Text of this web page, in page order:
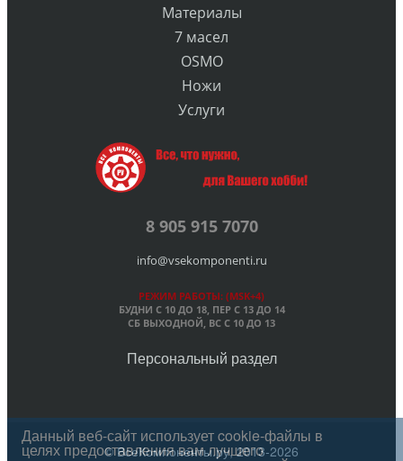
Материалы
7 масел
OSMO
Ножи
Услуги
8 905 915 7070
info@vsekomponenti.ru
РЕЖИМ РАБОТЫ: (MSK+4)
БУДНИ С 10 ДО 18, ПЕРС 13 ДО 14
СБ ВЫХОДНОЙ, ВС С 10 ДО 13
Персональный раздел
© ВсеКомпоненты.ру, 2013-2026
Данный веб-сайт использует cookie-файлы в
целях предоставления вам лучшего